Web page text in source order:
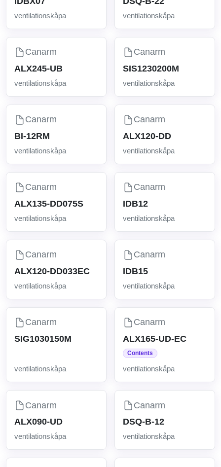
ventilationskåpa ventilationskåpa
Canarm
ALX245-UB
ventilationskåpa
Canarm
SIS1230200M
ventilationskåpa
Canarm
BI-12RM
ventilationskåpa
Canarm
ALX120-DD
ventilationskåpa
Canarm
ALX135-DD075S
ventilationskåpa
Canarm
IDB12
ventilationskåpa
Canarm
ALX120-DD033EC
ventilationskåpa
Canarm
IDB15
ventilationskåpa
Canarm
SIG1030150M
ventilationskåpa
Canarm
ALX165-UD-EC
Contents
ventilationskåpa
Canarm
ALX090-UD
ventilationskåpa
Canarm
DSQ-B-12
ventilationskåpa